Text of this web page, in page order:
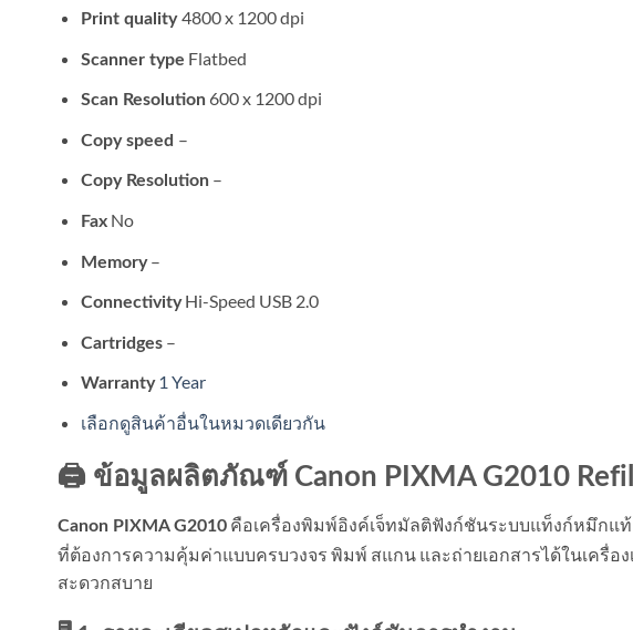
Print quality4800 x 1200 dpi
Scannertype Flatbed
Scan Resolution 600 x 1200 dpi
Copy speed –
CopyResolution –
FaxNo
Memory–
ConnectivityHi-Speed USB 2.0
Cartridges–
Warranty 1 Year
เลือกดูสินค้าอื่นในหมวดเดียวกัน
🖨️ ข้อมูลผลิตภัณฑ์ Canon PIXMA G2010
Canon PIXMA G2010 คือเครื่องพิมพ์อิงค์เจ็ทมัลติฟังก์ชันระบบแท็งก์หมึกแท้
ที่ต้องการความคุ้มค่าแบบครบวงจร พิมพ์ สแกน และถ่ายเอกสารได้ในเครื่
สะดวกสบาย